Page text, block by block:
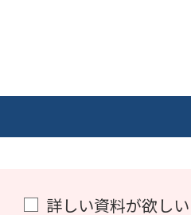
詳しい資料が欲しい